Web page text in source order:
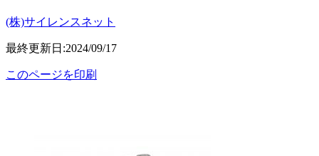
(株)サイレンスネット
最終更新日:2024/09/17
このページを印刷